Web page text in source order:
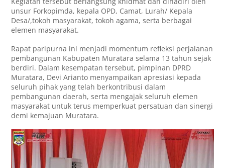
unsur Forkopimda, kepala OPD, Camat, Lurah/ Kepala
Desa/,tokoh masyarakat, tokoh agama, serta berbagai
elemen masyarakat.
Rapat paripurna ini menjadi momentum refleksi perjalanan
pembangunan Kabupaten Muratara selama 13 tahun sejak
berdiri. Dalam kesempatan tersebut, pimpinan DPRD
Muratara, Devi Arianto menyampaikan apresiasi kepada
seluruh pihak yang telah berkontribusi dalam
pembangunan daerah, serta mengajak seluruh elemen
masyarakat untuk terus memperkuat persatuan dan sinergi
demi kemajuan Muratara.